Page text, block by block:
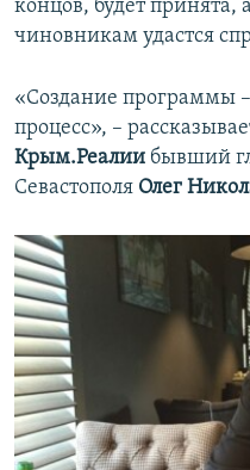
концов, будет принята,
чиновникам удастся
«Создание программы
процесс», –
Крым.Реалии бывший
Севастополя Олег